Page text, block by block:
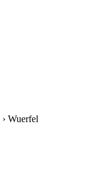
› Wuerfel